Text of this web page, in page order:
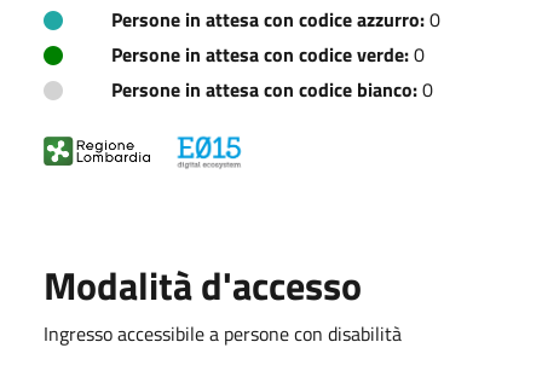
Persone in attesa con codice azzurro:0
Persone in attesa con codice verde:0
Persone in attesa con codice bianco:0
Modalità d'accesso
Ingresso accessibile a persone con disabilità